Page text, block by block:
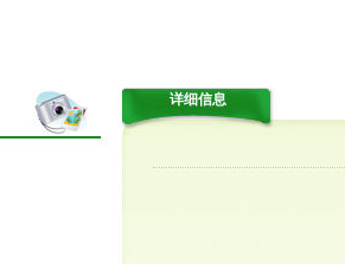
详细信息